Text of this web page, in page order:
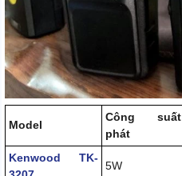
Model
Công suất
phát
Kenwood TK-
5W